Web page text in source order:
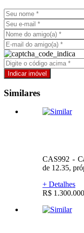
Similares
CAS992 -
de 12.35,
+ Detalhes
R$